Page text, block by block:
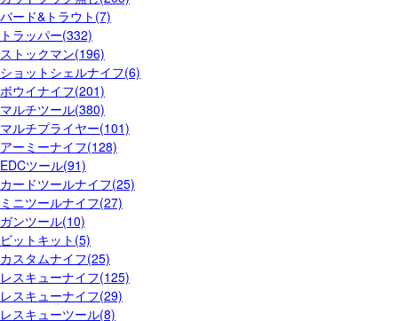
バード&トラウト(7)
トラッパー(332)
ストックマン(196)
ショットシェルナイフ(6)
ボウイナイフ(201)
マルチツール(380)
マルチプライヤー(101)
アーミーナイフ(128)
EDCツール(91)
カードツールナイフ(25)
ミニツールナイフ(27)
ガンツール(10)
ビットキット(5)
カスタムナイフ(25)
レスキューナイフ(125)
レスキューナイフ(29)
レスキューツール(8)